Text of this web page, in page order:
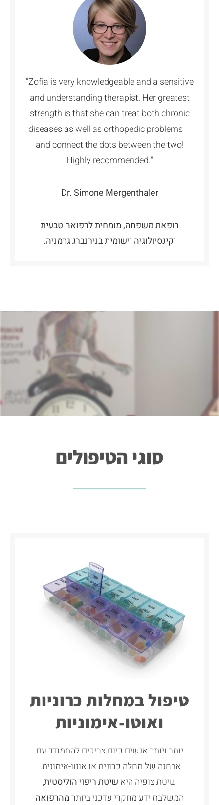
"Zofia is very knowledgeable and a sensitive
and understanding therapist. Her greatest
strength is that she can treat both chronic
diseases as well as orthopedic problems –
and connect the dots between the two!
Highly recommended."
Dr. Simone Mergenthaler
רופאת משפחה, מומחית לרפואה טבעית
וקינסיולוגיה יישומית בנירנברג גרמניה.
סוגי הטיפולים
טיפול במחלות כרוניות
ואוטו-אימוניות
יותר ויותר אנשים כיום צריכים להתמודד עם
אבחנה של מחלה כרונית או אוטו-אימונית.
שיטת צופיה היא שיטת ריפוי הוליסטית,
המשלבת ידע מחקרי עדכני ביותרמהרפואה